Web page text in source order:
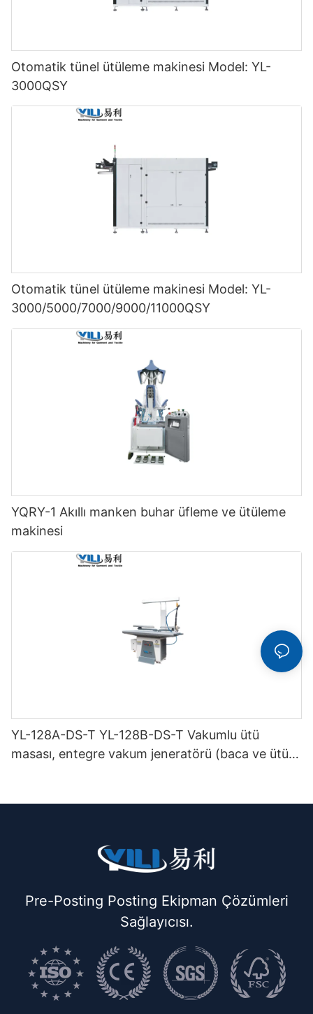
Otomatik tünel ütüleme makinesi Model: YL-
3000QSY
Otomatik tünel ütüleme makinesi Model: YL-
3000/5000/7000/9000/11000QSY
YQRY-1 Akıllı manken buhar üfleme ve ütüleme
makinesi
YL-128A-DS-T YL-128B-DS-T Vakumlu ütü
masası, entegre vakum jeneratörü (baca ve ütü
Pre-Posting Posting Ekipman Çözümleri
Sağlayıcısı.